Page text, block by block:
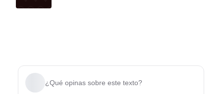
¿Qué opinas sobre este texto?